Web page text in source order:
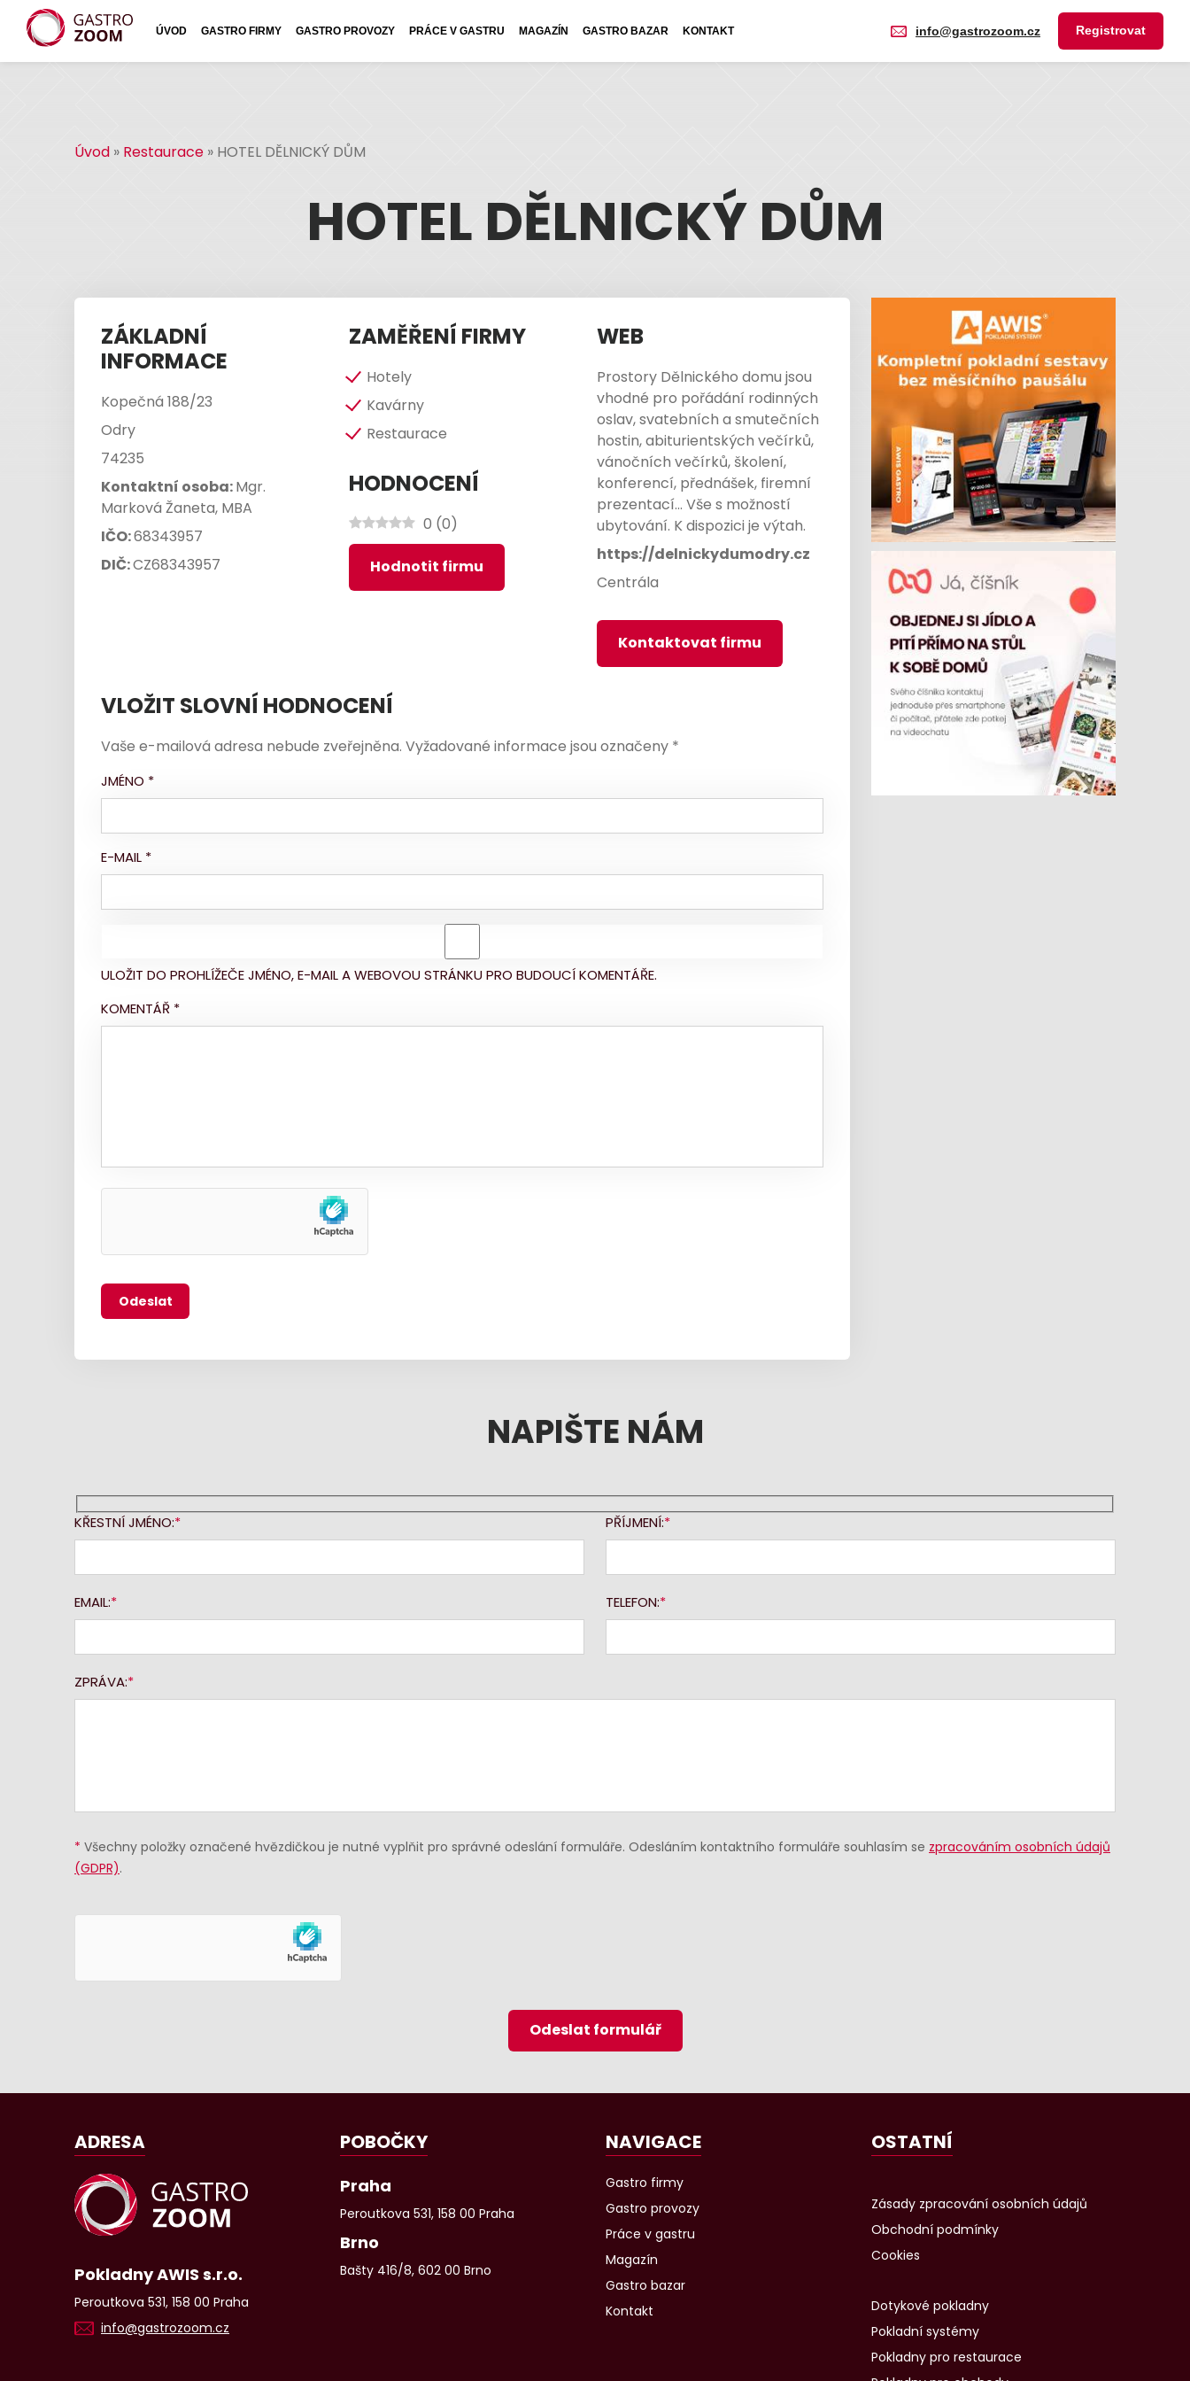
ÚVOD GASTRO FIRMY GASTRO PROVOZY PRÁCE V GASTRU MAGAZÍN GASTRO BAZAR KONTAKT info@gastrozoom.cz Registrovat
Úvod » Restaurace » HOTEL DĚLNICKÝ DŮM
HOTEL DĚLNICKÝ DŮM
ZÁKLADNÍ
INFORMACE
Kopečná 188/23
Odry
74235
Kontaktní osoba:Mgr.
Marková Žaneta, MBA
IČO:68343957
DIČ:CZ68343957
ZAMĚŘENÍ FIRMY
Hotely
Kavárny
Restaurace
HODNOCENÍ
0 (0)
Hodnotit firmu
WEB
Prostory Dělnického domu jsou
vhodné pro pořádání rodinných
oslav, svatebních a smutečních
hostin, abiturientských večírků,
vánočních večírků, školení,
konferencí, přednášek, firemní
prezentací... Vše s možností
ubytování. K dispozici je výtah.
https://delnickydumodry.cz
Centrála
Kontaktovat firmu
VLOŽIT SLOVNÍ HODNOCENÍ
Vaše e-mailová adresa nebude zveřejněna. Vyžadované informace jsou označeny *
JMÉNO *
E-MAIL *
ULOŽIT DO PROHLÍŽEČE JMÉNO, E-MAIL A WEBOVOU STRÁNKU PRO BUDOUCÍ KOMENTÁŘE.
KOMENTÁŘ *
NAPIŠTE NÁM
KŘESTNÍ JMÉNO: PŘÍJMENÍ:
EMAIL: TELEFON:
ZPRÁVA:
* Všechny položky označené hvězdičkou je nutné vyplňit pro správné odeslání formuláře. Odesláním kontaktního formuláře souhlasím se zpracováním osobních údajů
(GDPR).
Odeslat formulář
ADRESA
Pokladny AWIS s.r.o.
Peroutkova 531, 158 00 Praha
info@gastrozoom.cz
POBOČKY
Praha
Peroutkova 531, 158 00 Praha
Brno
Bašty 416/8, 602 00 Brno
NAVIGACE
Gastro firmy
Gastro provozy
Práce v gastru
Magazín
Gastro bazar
Kontakt
OSTATNÍ
Zásady zpracování osobních údajů
Obchodní podmínky
Cookies
Dotykové pokladny
Pokladní systémy
Pokladny pro restaurace